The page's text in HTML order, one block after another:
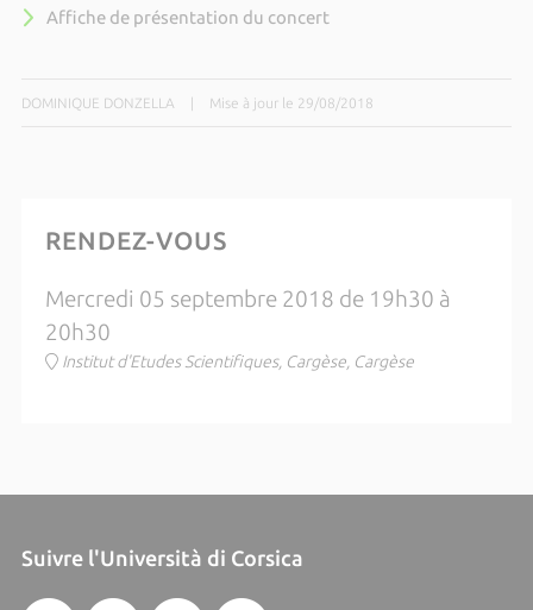
Affiche de présentation du concert
DOMINIQUE DONZELLA Mise à jour le 29/08/2018
RENDEZ-VOUS
Mercredi 05 septembre 2018 de 19h30 à
20h30
Institut d'Etudes Scientifiques, Cargèse, Cargèse
Suivre l'Università di Corsica